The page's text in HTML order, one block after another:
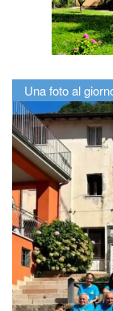
Una foto al